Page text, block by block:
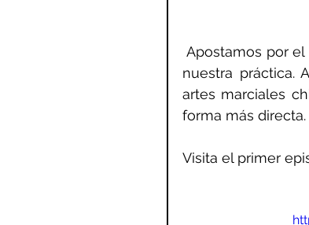
Apostamos por el formato audiovisual como forma de seguir difundiendo
nuestra práctica.
artes marciales
forma más directa.
Visita el primer